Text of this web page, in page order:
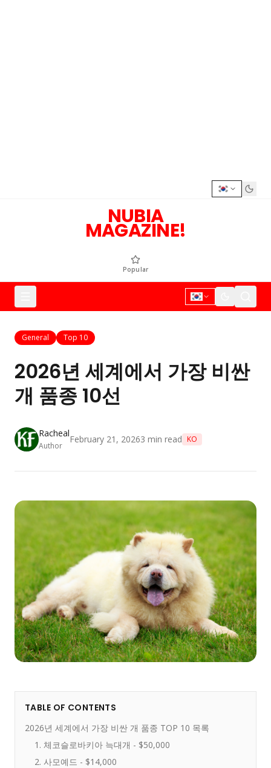
NUBIA
MAGAZINE!
Popular
General Top 10
2026년 세계에서 가장 비싼
개 품종 10선
Racheal
Author
February 21, 20263 min read KO
TABLE OF CONTENTS
2026년 세계에서 가장 비싼 개 품종 TOP 10 목록
1. 체코슬로바키아 늑대개 - $50,000
2. 사모예드 - $14,000